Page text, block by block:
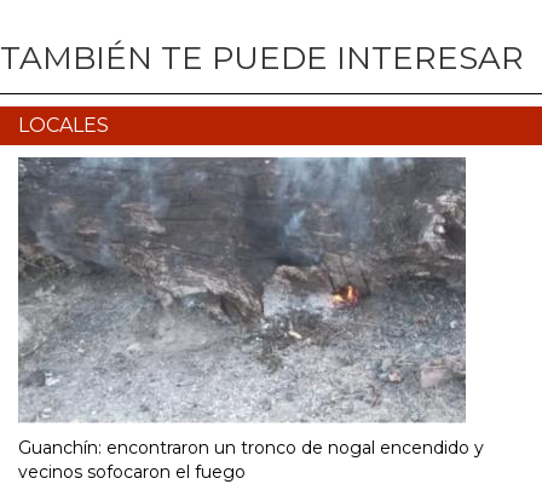
TAMBIÉN TE PUEDE INTERESAR
LOCALES
Guanchín: encontraron un tronco de nogal encendido y
vecinos sofocaron el fuego